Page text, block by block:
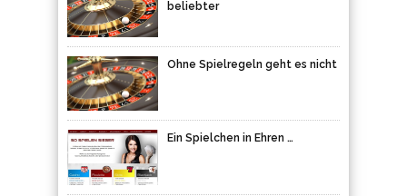
beliebter
Ohne Spielregeln geht es nicht
Ein Spielchen in Ehren …